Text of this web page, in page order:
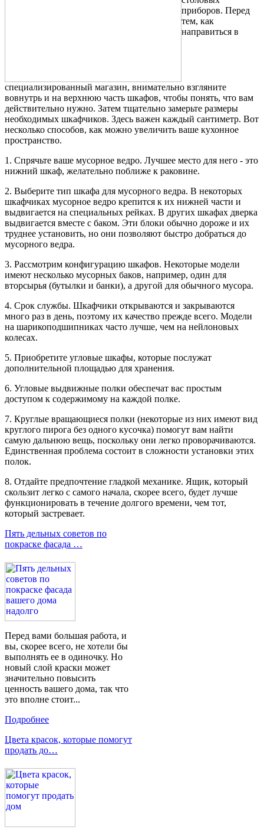
приборов. Перед
тем, как
направиться в
специализированный магазин, внимательно взгляните
вовнутрь и на верхнюю часть шкафов, чтобы понять, что вам
действительно нужно. Затем тщательно замерьте размеры
необходимых шкафчиков. Здесь важен каждый сантиметр. Вот
несколько способов, как можно увеличить ваше кухонное
пространство.
1. Спрячьте ваше мусорное ведро. Лучшее место для него - это
нижний шкаф, желательно поближе к раковине.
2. Выберите тип шкафа для мусорного ведра. В некоторых
шкафчиках мусорное ведро крепится к их нижней части и
выдвигается на специальных рейках. В других шкафах дверка
выдвигается вместе с баком. Эти блоки обычно дороже и их
труднее установить, но они позволяют быстро добраться до
мусорного ведра.
3. Рассмотрим конфигурацию шкафов. Некоторые модели
имеют несколько мусорных баков, например, один для
вторсырья (бутылки и банки), а другой для обычного мусора.
4. Срок службы. Шкафчики открываются и закрываются
много раз в день, поэтому их качество прежде всего. Модели
на шарикоподшипниках часто лучше, чем на нейлоновых
колесах.
5. Приобретите угловые шкафы, которые послужат
дополнительной площадью для хранения.
6. Угловые выдвижные полки обеспечат вас простым
доступом к содержимому на каждой полке.
7. Круглые вращающиеся полки (некоторые из них имеют вид
круглого пирога без одного кусочка) помогут вам найти
самую дальнюю вещь, поскольку они легко проворачиваются.
Единственная проблема состоит в сложности установки этих
полок.
8. Отдайте предпочтение гладкой механике. Ящик, который
скользит легко с самого начала, скорее всего, будет лучше
функционировать в течение долгого времени, чем тот,
который застревает.
Пять дельных советов по
покраске фасада …
Перед вами большая работа, и
вы, скорее всего, не хотели бы
выполнять ее в одиночку. Но
новый слой краски может
значительно повысить
ценность вашего дома, так что
это вполне стоит...
Подробнее
Цвета красок, которые помогут
продать до…